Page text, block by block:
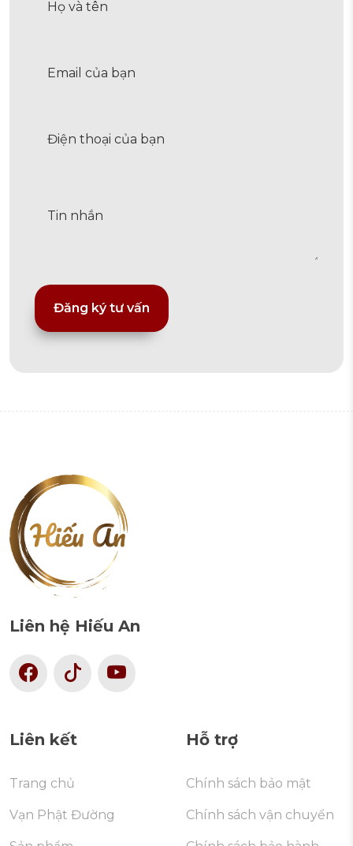
Liên hệ Hiếu An
Liên kết
Trang chủ
Vạn Phật Đường
Hỗ trợ
Chính sách bảo mật
Chính sách vận chuyển